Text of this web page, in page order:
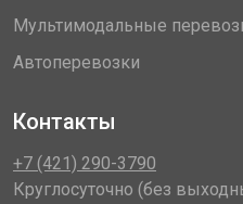
Мультимодальные
Автоперевозки
Контакты
+7 (421) 290-3790
Круглосуточно (без